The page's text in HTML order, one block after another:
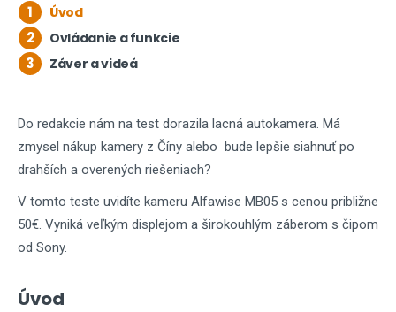
1 Úvod
2 Ovládanie a funkcie
3 Záver a videá
Do redakcie nám na test dorazila lacná autokamera. Má
zmysel nákup kamery z Číny alebo bude lepšie siahnuť po
drahších a overených riešeniach?
V tomto teste uvidíte kameru Alfawise MB05 s cenou približne
50€. Vyniká veľkým displejom a širokouhlým záberom s čipom
od Sony.
Úvod